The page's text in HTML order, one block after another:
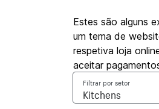
Estes são alguns
um tema de
respetiva loja
aceitar
Filtrar por setor